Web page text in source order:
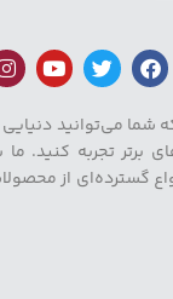
می‌توانید دنیایی
برتر تجربه کنید. ما
گسترده‌ای از